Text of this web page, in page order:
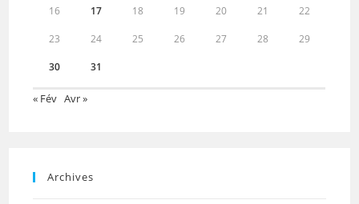
16 17 18 19 20 21 22
23 24 25 26 27 28 29
30 31
« Fév Avr »
Archives